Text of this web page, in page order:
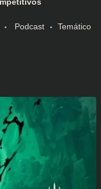
Podcast Temático